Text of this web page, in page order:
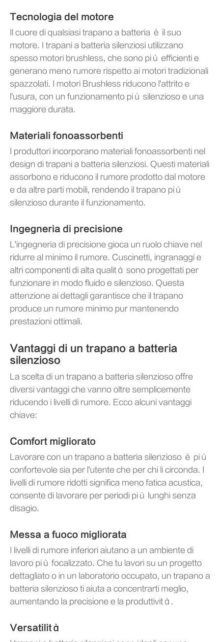
Tecnologia del motore
Il cuore di qualsiasi trapano a batteria è il suo
motore. I trapani a batteria silenziosi utilizzano
spesso motori brushless, che sono più efficienti e
generano meno rumore rispetto ai motori tradizionali
spazzolati. I motori Brushless riducono l'attrito e
l'usura, con un funzionamento più silenzioso e una
maggiore durata.
Materiali fonoassorbenti
I produttori incorporano materiali fonoassorbenti nel
design di trapani a batteria silenziosi. Questi materiali
assorbono e riducono il rumore prodotto dal motore
e da altre parti mobili, rendendo il trapano più
silenzioso durante il funzionamento.
Ingegneria di precisione
L'ingegneria di precisione gioca un ruolo chiave nel
ridurre al minimo il rumore. Cuscinetti, ingranaggi e
altri componenti di alta qualità sono progettati per
funzionare in modo fluido e silenzioso. Questa
attenzione ai dettagli garantisce che il trapano
produce un rumore minimo pur mantenendo
prestazioni ottimali.
Vantaggi di un trapano a batteria
silenzioso
La scelta di un trapano a batteria silenzioso offre
diversi vantaggi che vanno oltre semplicemente
riducendo i livelli di rumore. Ecco alcuni vantaggi
chiave:
Comfort migliorato
Lavorare con un trapano a batteria silenzioso è più
confortevole sia per l'utente che per chi li circonda. I
livelli di rumore ridotti significa meno fatica acustica,
consente di lavorare per periodi più lunghi senza
disagio.
Messa a fuoco migliorata
I livelli di rumore inferiori aiutano a un ambiente di
lavoro più focalizzato. Che tu lavori su un progetto
dettagliato o in un laboratorio occupato, un trapano a
batteria silenzioso ti aiuta a concentrarti meglio,
aumentando la precisione e la produttività.
Versatilità